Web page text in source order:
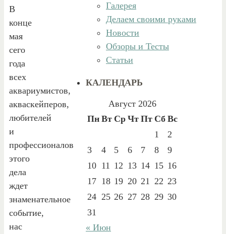
В
конце
мая
сего
года
всех
аквариумистов,
акваскейперов,
любителей
и
профессионалов
этого
дела
ждет
знаменательное
событие,
нас
Галерея
Делаем своими руками
Новости
Обзоры и Тесты
Статьи
КАЛЕНДАРЬ
Август 2026
Пн Вт Ср Чт Пт Сб Вс
1
2
3
4 5 6 7 8
9
10 11 12 13 14 15 16
17 18 19 20 21 22 23
24 25 26 27 28 29 30
31
« Июн